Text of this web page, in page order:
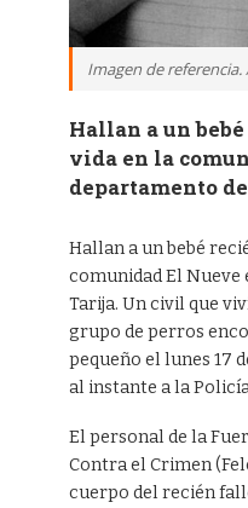
Imagen de referencia.
Hallan a un
vida en la
departamento
Hallan a un bebé
comunidad El Nueve
Tarija. Un civil que
grupo de perros
pequeño el lunes 17
al instante a la
El personal de la
Contra el Crimen
cuerpo del recién